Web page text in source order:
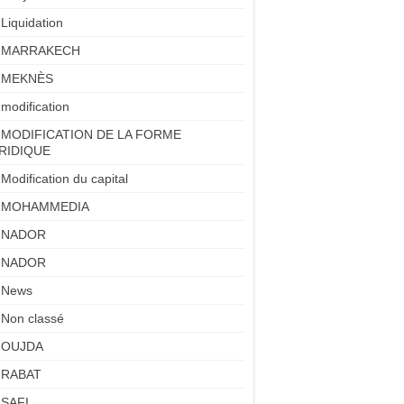
Liquidation
MARRAKECH
MEKNÈS
modification
MODIFICATION DE LA FORME
Modification du capital
MOHAMMEDIA
NADOR
NADOR
News
Non classé
OUJDA
RABAT